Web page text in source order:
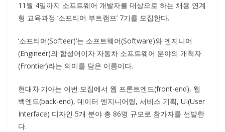
11월 4일까지 소프트웨어 개발자를 대상으로 하는 채용 연계
형 교육과정 ‘소프티어 부트캠프’ 7기를 모집한다.
‘소프티어(Softeer)’는 소프트웨어(Software)와 엔지니어
(Engineer)의 합성어이자 자동차 소프트웨어 분야의 개척자
(Frontier)라는 의미를 담은 이름이다.
현대차·기아는 이번 모집에서 웹 프론트엔드(front-end), 웹
백엔드(back-end), 데이터 엔지니어링, 서비스 기획, UI(User
Interface) 디자인 5개 분야 총 86명 규모로 참가자를 선발한
다.